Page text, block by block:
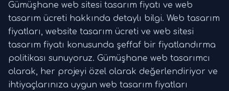
Gümüşhane web sitesi tasarım fiyatı ve web
tasarım ücreti hakkında detaylı bilgi. Web tasarım
fiyatları, website tasarım ücreti ve web sitesi
tasarım fiyatı konusunda şeffaf bir fiyatlandırma
politikası sunuyoruz. Gümüşhane web tasarımcı
olarak, her projeyi özel olarak değerlendiriyor ve
ihtiyaçlarınıza uygun web tasarım fiyatları